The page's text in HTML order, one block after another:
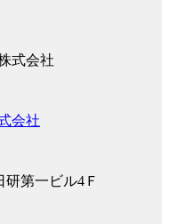
会社
研第一ビル4Ｆ